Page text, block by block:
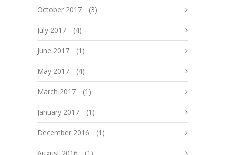
October 2017 (3)
July 2017 (4)
June 2017 (1)
May 2017 (4)
March 2017 (1)
January 2017 (1)
December 2016 (1)
August 2016 (1)